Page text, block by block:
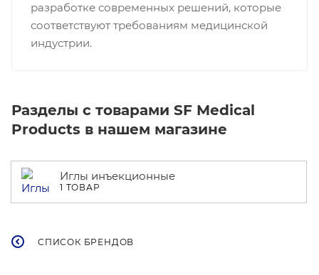
разработке современных решений, которые
соответствуют требованиям медицинской
индустрии.
Разделы с товарами SF Medical
Products в нашем магазине
Иглы инъекционные
1 ТОВАР
СПИСОК БРЕНДОВ